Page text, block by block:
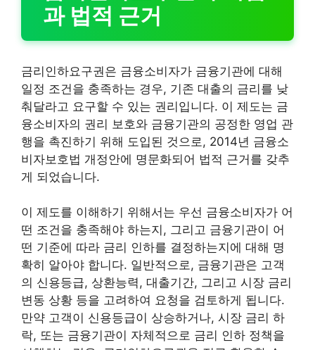
과 법적 근거
금리인하요구권은 금융소비자가 금융기관에 대해
일정 조건을 충족하는 경우, 기존 대출의 금리를 낮
춰달라고 요구할 수 있는 권리입니다. 이 제도는 금
융소비자의 권리 보호와 금융기관의 공정한 영업 관
행을 촉진하기 위해 도입된 것으로, 2014년 금융소
비자보호법 개정안에 명문화되어 법적 근거를 갖추
게 되었습니다.
이 제도를 이해하기 위해서는 우선 금융소비자가 어
떤 조건을 충족해야 하는지, 그리고 금융기관이 어
떤 기준에 따라 금리 인하를 결정하는지에 대해 명
확히 알아야 합니다. 일반적으로, 금융기관은 고객
의 신용등급, 상환능력, 대출기간, 그리고 시장 금리
변동 상황 등을 고려하여 요청을 검토하게 됩니다.
만약 고객이 신용등급이 상승하거나, 시장 금리 하
락, 또는 금융기관이 자체적으로 금리 인하 정책을